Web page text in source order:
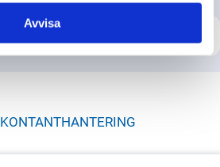
Avvisa
KONTANTHANTERING